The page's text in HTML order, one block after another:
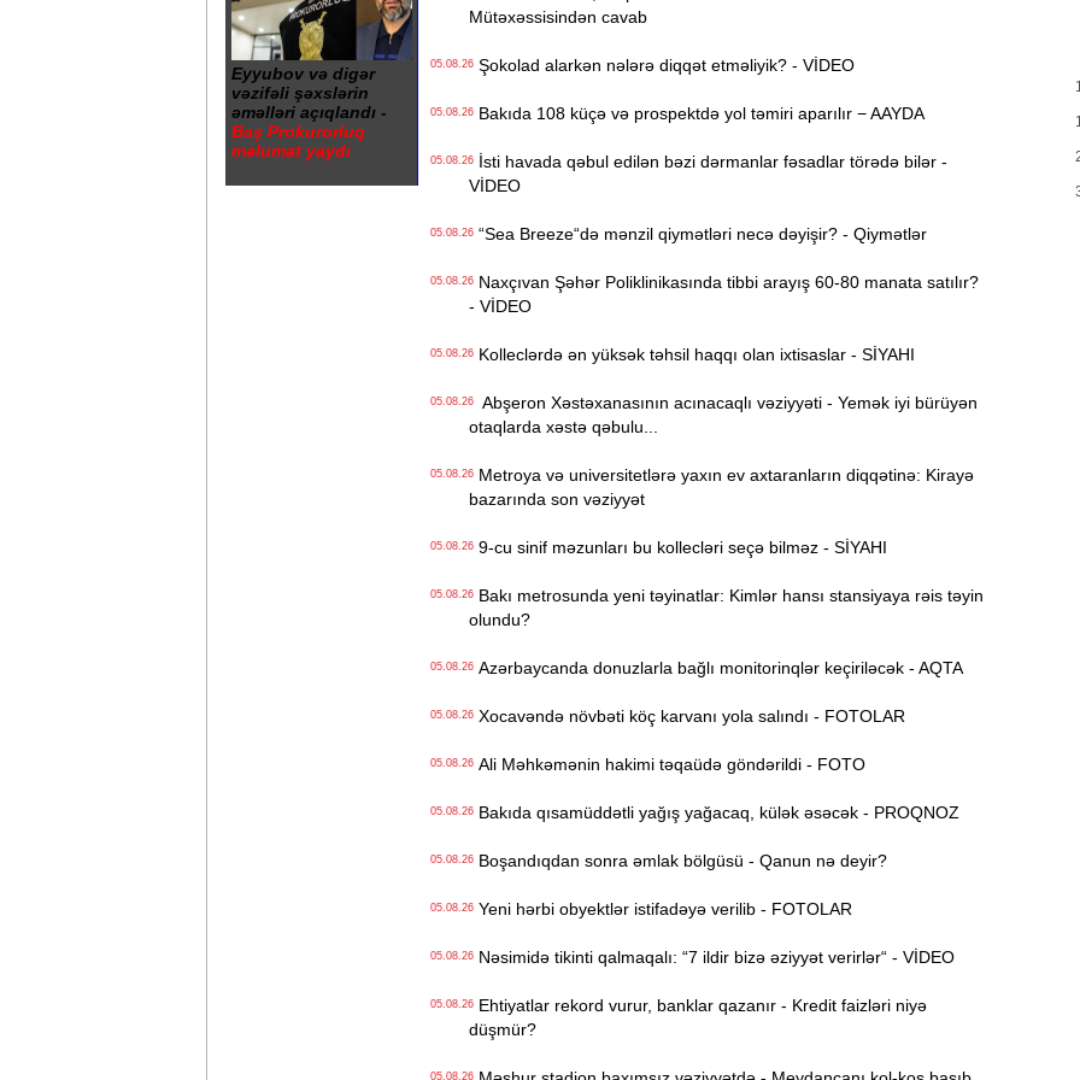
Eyyubov və digər
vəzifəli şəxslərin
əməlləri açıqlandı -
Baş Prokurorluq
məlumat yaydı
Mütəxəssisindən cavab
05.08.26Şokolad alarkən nələrə diqqət etməliyik? - VİDEO
05.08.26Bakıda 108 küçə və prospektdə yol təmiri aparılır − AAYDA
05.08.26İsti havada qəbul edilən bəzi dərmanlar fəsadlar törədə bilər -
VİDEO
05.08.26“Sea Breeze“də mənzil qiymətləri necə dəyişir? - Qiymətlər
05.08.26Naxçıvan Şəhər Poliklinikasında tibbi arayış 60-80 manata satılır?
- VİDEO
05.08.26Kolleclərdə ən yüksək təhsil haqqı olan ixtisaslar - SİYAHI
05.08.26Abşeron Xəstəxanasının acınacaqlı vəziyyəti - Yemək iyi bürüyən
otaqlarda xəstə qəbulu...
05.08.26Metroya və universitetlərə yaxın ev axtaranların diqqətinə: Kirayə
bazarında son vəziyyət
05.08.269-cu sinif məzunları bu kollecləri seçə bilməz - SİYAHI
05.08.26Bakı metrosunda yeni təyinatlar: Kimlər hansı stansiyaya rəis təyin
olundu?
05.08.26Azərbaycanda donuzlarla bağlı monitorinqlər keçiriləcək - AQTA
05.08.26Xocavəndə növbəti köç karvanı yola salındı - FOTOLAR
05.08.26Ali Məhkəmənin hakimi təqaüdə göndərildi - FOTO
05.08.26Bakıda qısamüddətli yağış yağacaq, külək əsəcək - PROQNOZ
05.08.26Boşandıqdan sonra əmlak bölgüsü - Qanun nə deyir?
05.08.26Yeni hərbi obyektlər istifadəyə verilib - FOTOLAR
05.08.26Nəsimidə tikinti qalmaqalı: “7 ildir bizə əziyyət verirlər“ - VİDEO
05.08.26Ehtiyatlar rekord vurur, banklar qazanır - Kredit faizləri niyə
düşmür?
05.08.26